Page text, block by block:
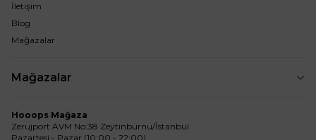
İletişim
Blog
Mağazalar
Mağazalar
Hooops Mağaza
Zerujport AVM No:38 Zeytinburnu/İstanbul
Pazartesi - Pazar (10:00 - 22:00)